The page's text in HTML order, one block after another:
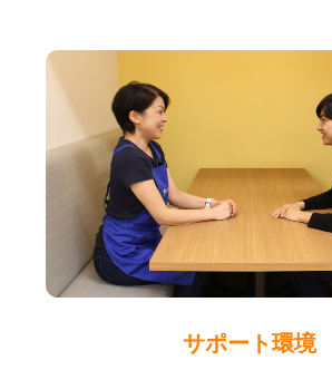
サポート環境